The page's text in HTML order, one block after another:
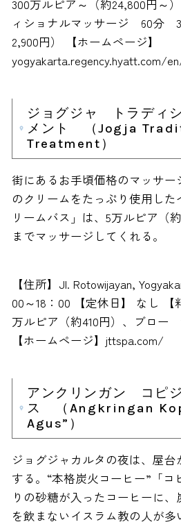
300万ルピア～（約24,800円～
ィショナルマッサージ 60分
2,900円） 【ホームページ】
yogyakarta.regency.hyatt.com/
ジョグジャ トラディ
メント （Jogja
Treatment）
街にあるお手頃価格のマッサ
のクリームをたっぷり使用し
リームバス」は、5万ルピア（
までマッサージしてくれる。
【住所】Jl. Rotowijayan,
00～18：00 【定休日】 なし
万ルピア（約410円）、ブロー
【ホームページ】jttspa.com/
アンクリンガン コ
ス （Angkringan
Agus”）
ジョグジャカルタの夜は、屋
する。“本格炭火コーヒー”「
りの砂糖が入ったコーヒーに
を飲まないイスラム教の人が